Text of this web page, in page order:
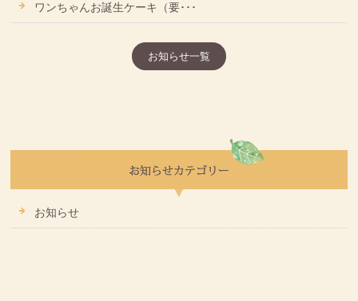
ワンちゃんお誕生ケーキ（要･･･
お知らせ一覧
お知らせ